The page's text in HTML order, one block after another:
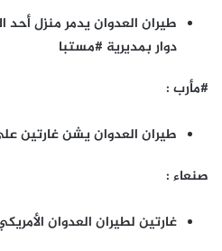
طيران العدوان يدمر منزل
دوار بمديرية #مستبا
#مأرب :
طيران العدوان يشن غارتين
صنعاء :
غارتين لطيران العدوان